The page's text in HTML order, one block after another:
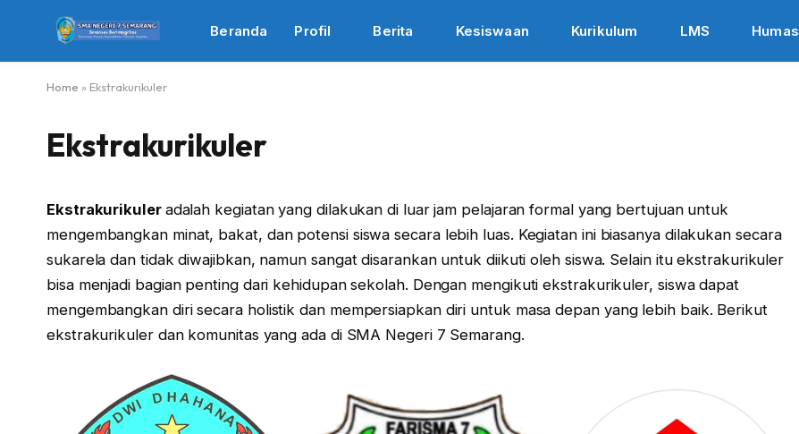
Beranda Profil Berita Kesiswaan Kurikulum LMS Humas
Home » Ekstrakurikuler
Ekstrakurikuler
Ekstrakurikuler adalah kegiatan yang dilakukan di luar jam pelajaran formal yang bertujuan untuk
mengembangkan minat, bakat, dan potensi siswa secara lebih luas. Kegiatan ini biasanya dilakukan secara
sukarela dan tidak diwajibkan, namun sangat disarankan untuk diikuti oleh siswa. Selain itu ekstrakurikuler
bisa menjadi bagian penting dari kehidupan sekolah. Dengan mengikuti ekstrakurikuler, siswa dapat
mengembangkan diri secara holistik dan mempersiapkan diri untuk masa depan yang lebih baik. Berikut
ekstrakurikuler dan komunitas yang ada di SMA Negeri 7 Semarang.